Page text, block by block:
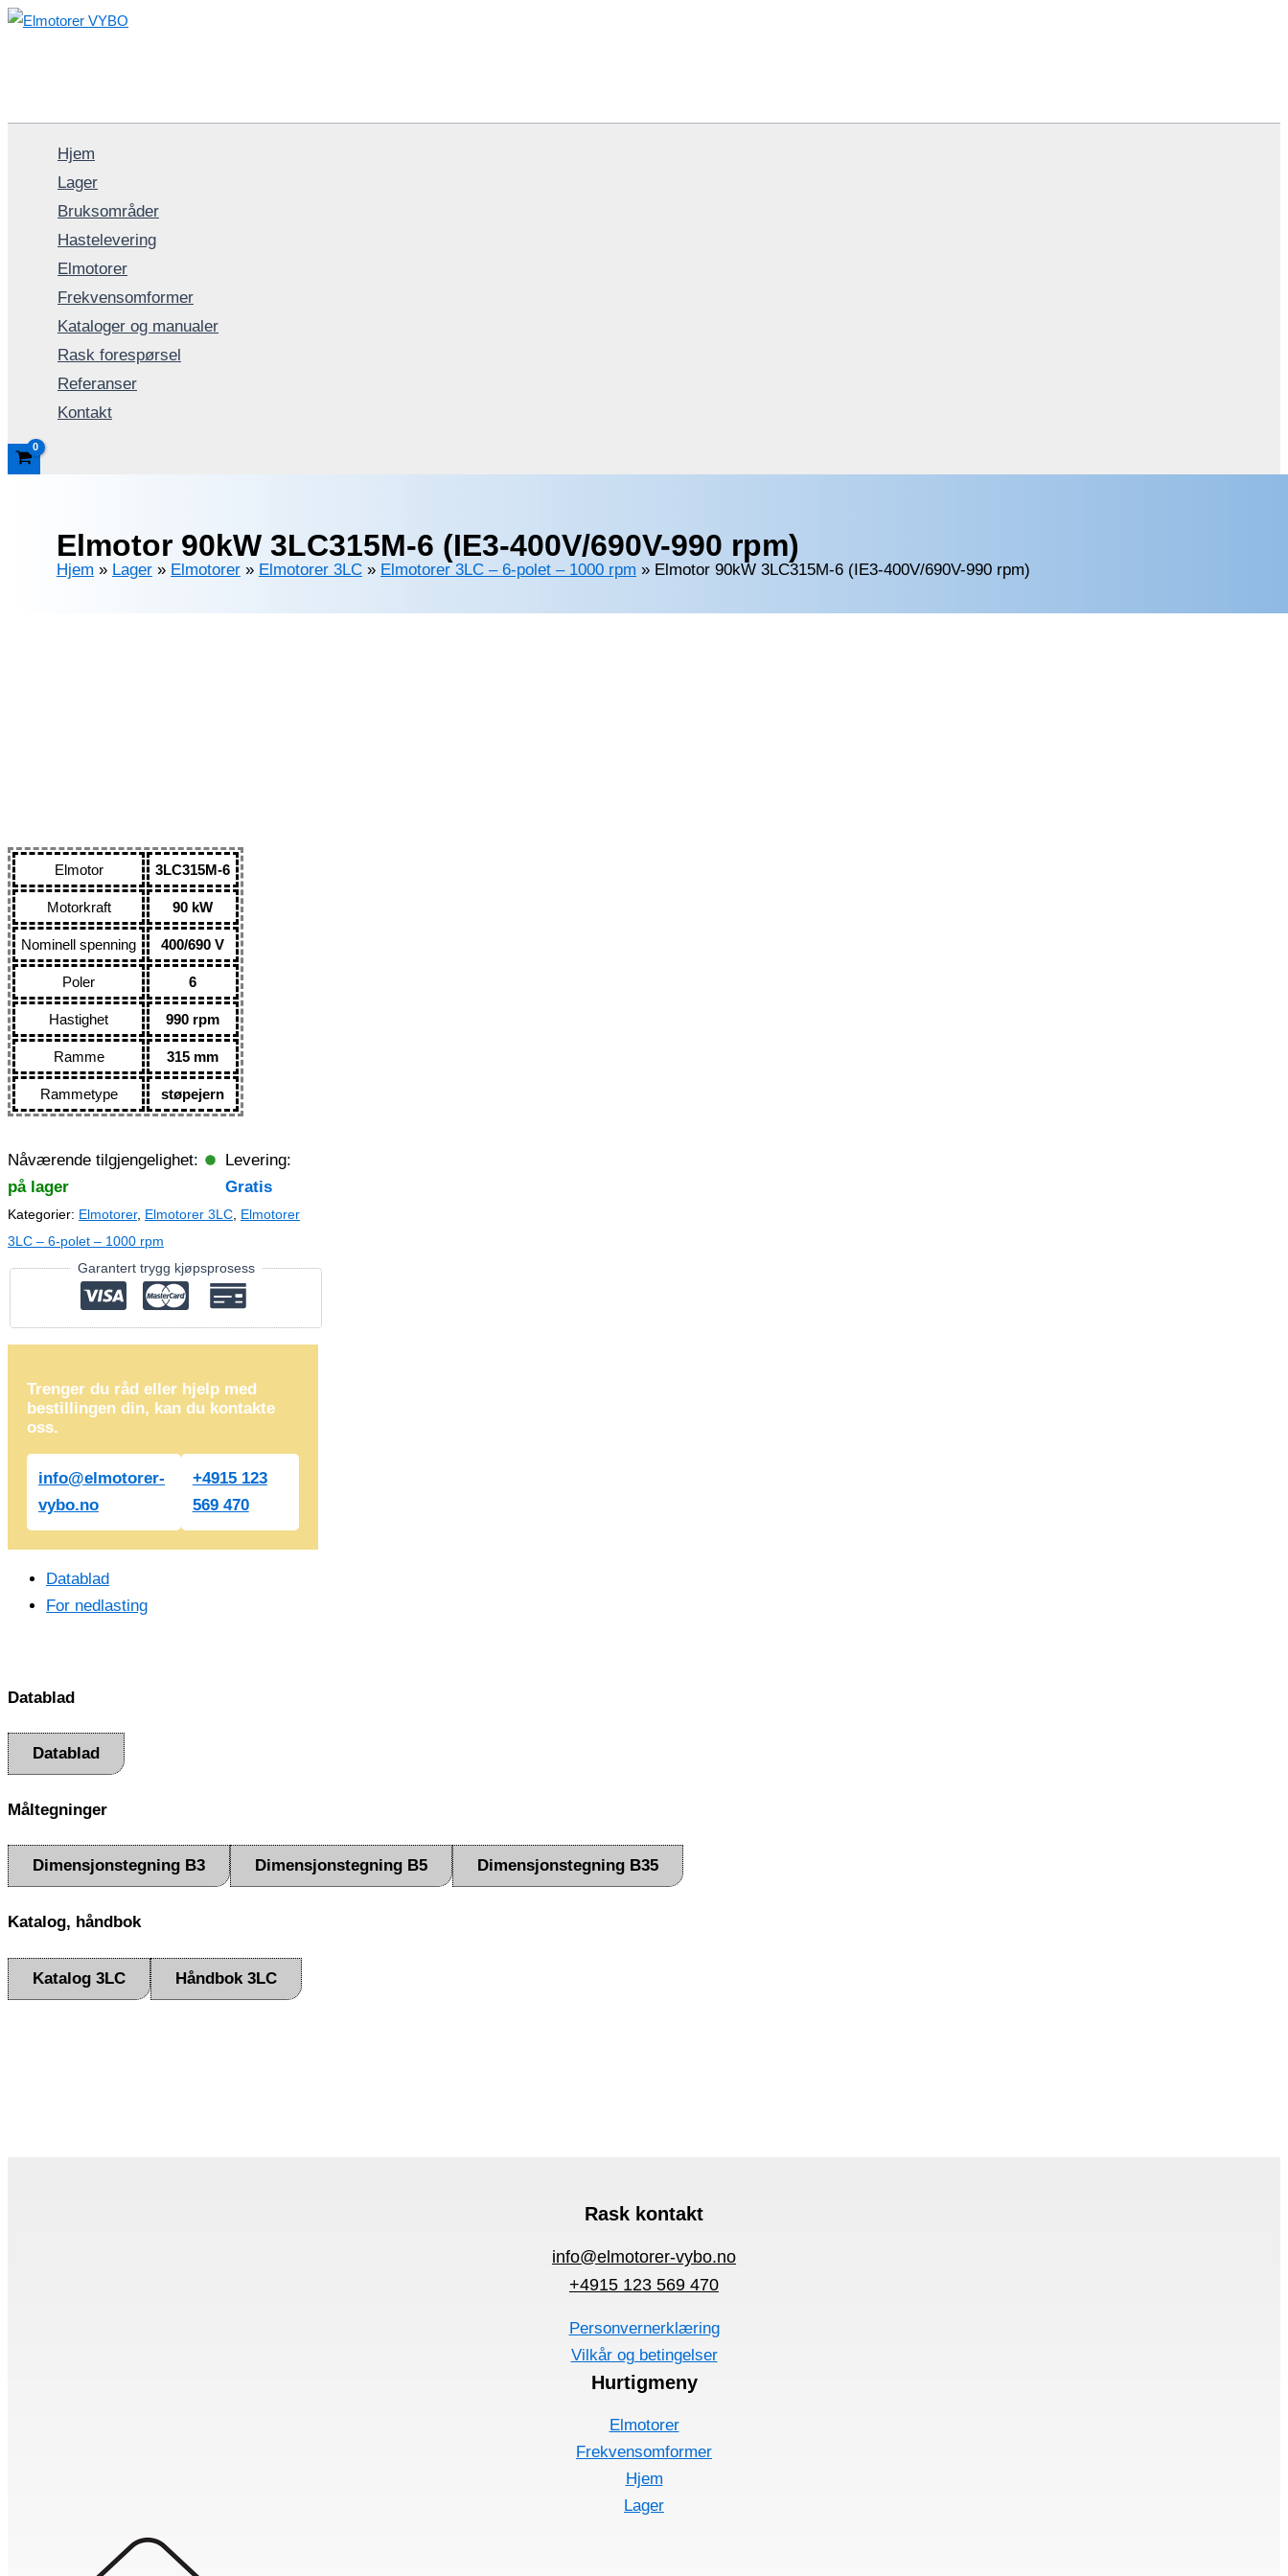
Hopp
Hjem
Lager
Bruksområder
Hastelevering
Elmotorer
Frekvensomformer
Kataloger og manualer
Rask forespørsel
Referanser
Kontakt
Elmotor 90kW 3LC315M-6 (IE3-400V/690V-990 rpm)
Hjem » Lager » Elmotorer » Elmotorer 3LC » Elmotorer 3LC – 6-polet – 1000 rpm » Elmotor 90kW 3LC315M-6 (IE3-400V/690V-990 rpm)
Elmotor 3LC315M-6
Motorkraft 90 kW
Nominell spenning 400/690 V
Poler 6
Hastighet 990 rpm
Ramme 315 mm
Rammetype støpejern
Nåværende tilgjengelighet:
på lager
Levering:
Gratis
Kategorier: Elmotorer, Elmotorer 3LC, Elmotorer
3LC – 6-polet – 1000 rpm
Garantert trygg kjøpsprosess
Trenger du råd eller hjelp med
bestillingen din, kan du kontakte
oss.
info@elmotorer-
vybo.no
+4915 123
569 470
Datablad
For nedlasting
Datablad
Datablad
Måltegninger
Dimensjonstegning B3 Dimensjonstegning B5 Dimensjonstegning B35
Katalog, håndbok
Katalog 3LC Håndbok 3LC
Rask kontakt
info@elmotorer-vybo.no
+4915 123 569 470
Personvernerklæring
Vilkår og betingelser
Hurtigmeny
Elmotorer
Frekvensomformer
Hjem
Lager